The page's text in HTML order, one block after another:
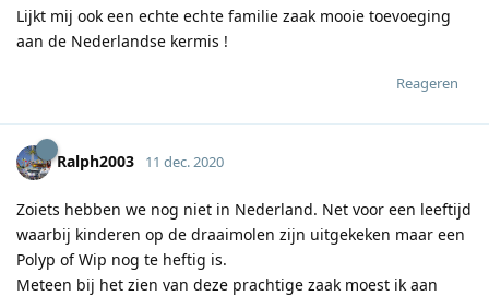
Lijkt mij ook een echte echte familie zaak mooie toevoeging
aan de Nederlandse kermis !
Reageren
Ralph2003 11 dec. 2020
Zoiets hebben we nog niet in Nederland. Net voor een leeftijd
waarbij kinderen op de draaimolen zijn uitgekeken maar een
Polyp of Wip nog te heftig is.
Meteen bij het zien van deze prachtige zaak moest ik aan